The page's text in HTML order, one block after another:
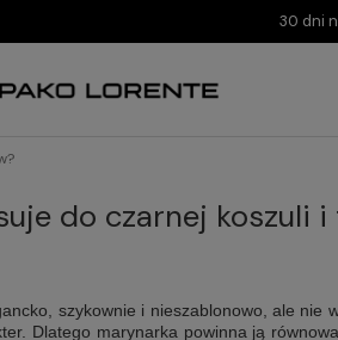
30 dni
do czarnej koszuli
szykownie i nieszablonowo, ale
Dlatego marynarka powinna ją